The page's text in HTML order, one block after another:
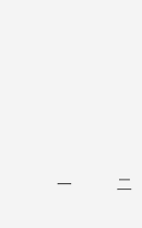
一 二